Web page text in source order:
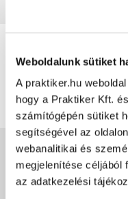
Weboldalunk sütiket
A praktiker.hu
hogy a Praktiker Kft.
számítógépén sütiket
segítségével az
webanalitikai és
megjelenítése céljából
az adatkezelési
0 0 értékelés
Jótállás,